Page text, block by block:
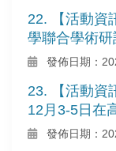
22. 【活動資
學聯合學術研
發佈日期：
23. 【活動資
12月3-5日在
發佈日期：